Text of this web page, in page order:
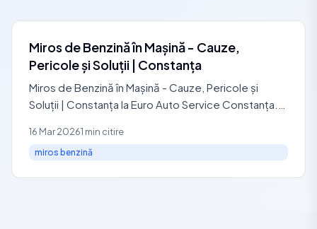
Miros de Benzină în Mașină - Cauze,
Pericole și Soluții | Constanța
Miros de Benzină în Mașină - Cauze, Pericole și
Soluții | Constanța la Euro Auto Service Constanța.
16 Mar 20261 min citire
miros benzină